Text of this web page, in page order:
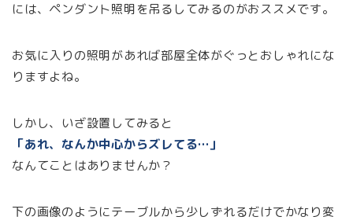
には、ペンダント照明を吊るしてみるのがおススメです。
お気に入りの照明があれば部屋全体がぐっとおしゃれにな
りますよね。
しかし、いざ設置してみると
「あれ、なんか中心からズレてる…」
なんてことはありませんか？
下の画像のようにテーブルから少しずれるだけでかなり変